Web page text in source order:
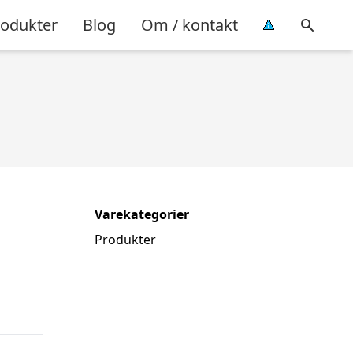
Blog Om / kontakt
Varekategorier
Produkter